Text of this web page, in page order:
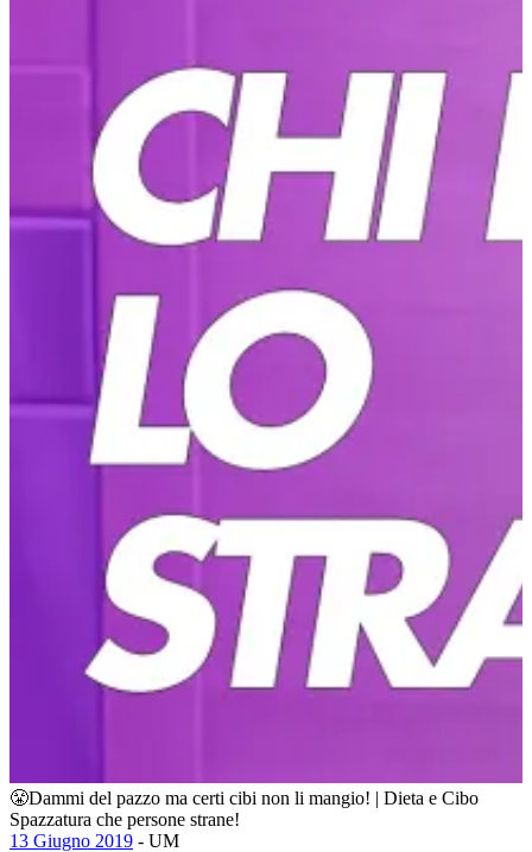
😤Dammi del pazzo ma certi cibi non li mangio! | Dieta e Cibo
Spazzatura che persone strane!
13 Giugno 2019 - UM